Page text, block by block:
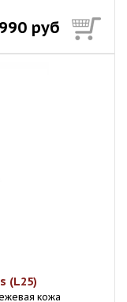
руб
(L25)
кожа